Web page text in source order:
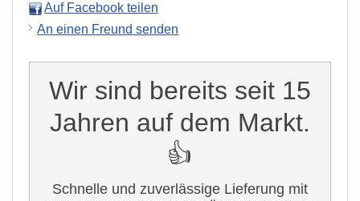
Auf Facebook teilen
An einen Freund senden
Wir sind bereits seit 15
Jahren auf dem Markt.
👍
Schnelle und zuverlässige Lieferung mit